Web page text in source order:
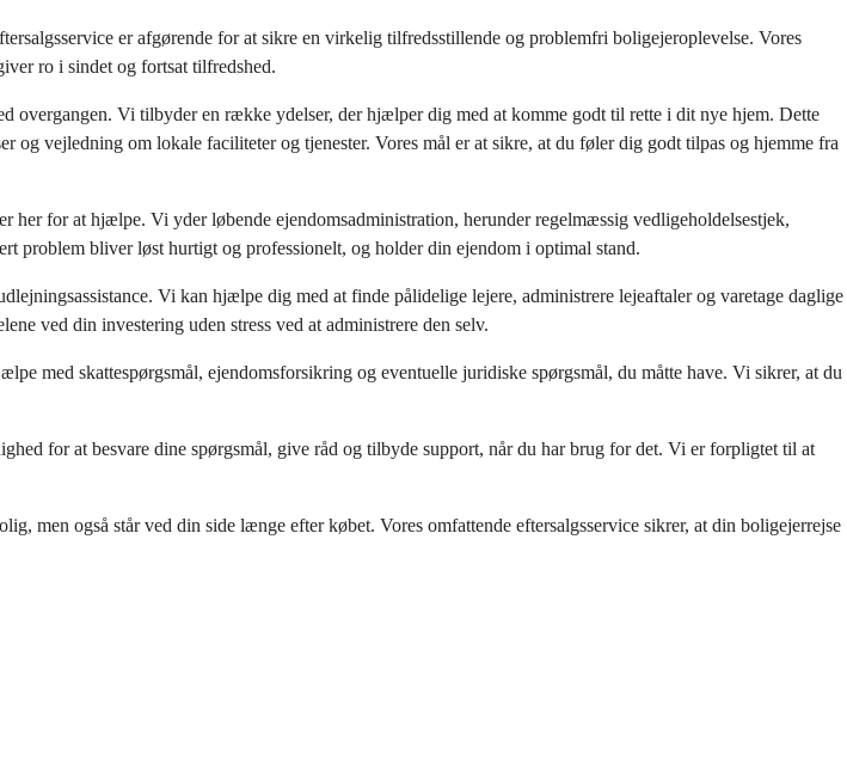
er afgørende for at sikre en virkelig tilfredsstillende og problemfri boligejeroplevelse. Vores
ro i sindet og fortsat tilfredshed.
overgangen. Vi tilbyder en række ydelser, der hjælper dig med at komme godt til rette i dit nye hjem. Dette
vejledning om lokale faciliteter og tjenester. Vores mål er at sikre, at du føler dig godt tilpas og hjemme fra
her for at hjælpe. Vi yder løbende ejendomsadministration, herunder regelmæssig vedligeholdelsestjek,
problem bliver løst hurtigt og professionelt, og holder din ejendom i optimal stand.
Vi kan hjælpe dig med at finde pålidelige lejere, administrere lejeaftaler og varetage daglige
ved din investering uden stress ved at administrere den selv.
med skattespørgsmål, ejendomsforsikring og eventuelle juridiske spørgsmål, du måtte have. Vi sikrer, at du
for at besvare dine spørgsmål, give råd og tilbyde support, når du har brug for det. Vi er forpligtet til at
også står ved din side længe efter købet. Vores omfattende eftersalgsservice sikrer, at din boligejerrejse